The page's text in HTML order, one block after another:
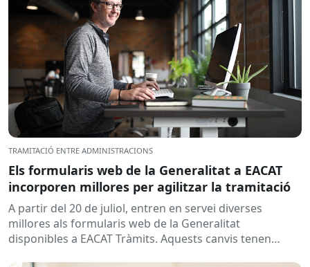
TRAMITACIÓ ENTRE ADMINISTRACIONS
Els formularis web de la Generalitat a EACAT
incorporen millores per agilitzar la tramitació
A partir del 20 de juliol, entren en servei diverses
millores als formularis web de la Generalitat
disponibles a EACAT Tràmits. Aquests canvis tenen